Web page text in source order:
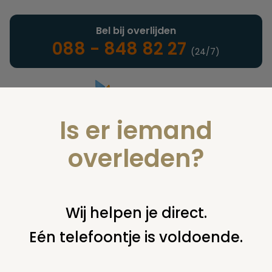
Landelijke uitvaartonderneming
Bel bij overlijden
088 - 848 82 27 (24/7)
U bent hier: home nieuws & agenda nieuws aker in de
groene amsterdammer van deze week
Is er iemand
overleden?
Wij helpen je direct.
Eén telefoontje is voldoende.